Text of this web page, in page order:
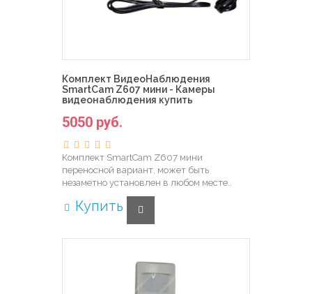
Комплект ВидеоНаблюдения
SmartCam Z607 мини - Камеры
видеонаблюдения купить
5050 руб.
Комплект SmartCam Z607 мини
переносной вариант, может быть
незаметно установлен в любом месте..
Купить